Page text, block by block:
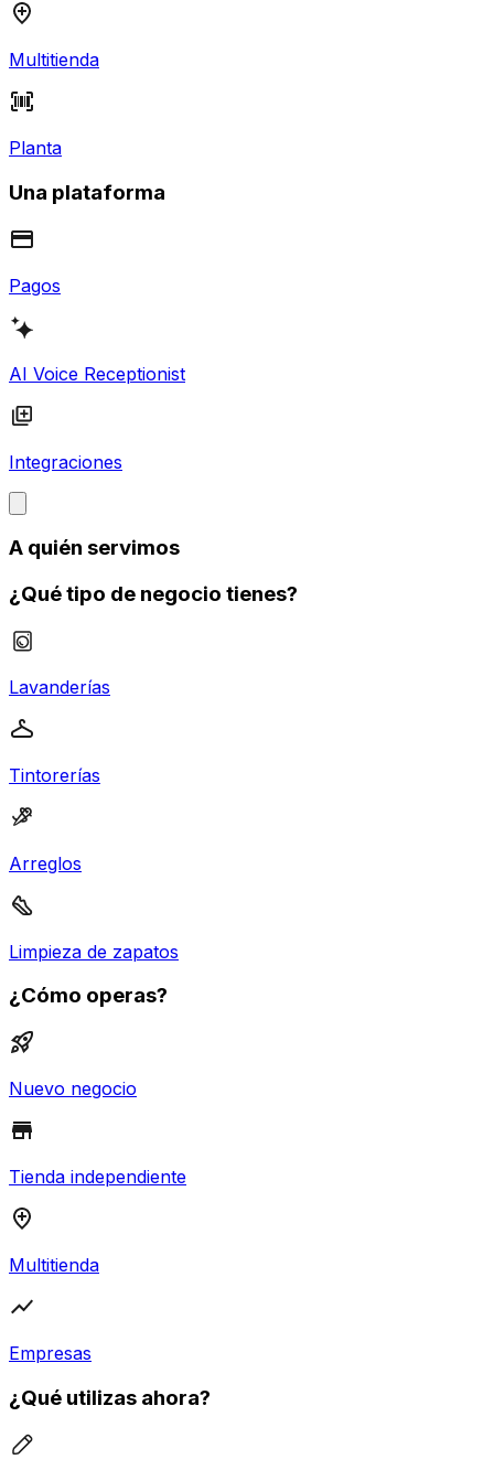
Multitienda
Planta
Una plataforma
Pagos
AI Voice Receptionist
Integraciones
A quién servimos
¿Qué tipo de negocio tienes?
Lavanderías
Tintorerías
Arreglos
Limpieza de zapatos
¿Cómo operas?
Nuevo negocio
Tienda independiente
Multitienda
Empresas
¿Qué utilizas ahora?